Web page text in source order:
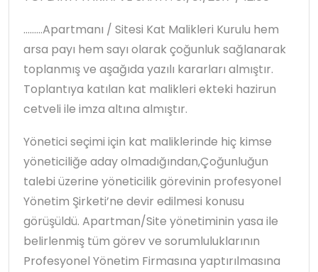
………Apartmanı / Sitesi Kat Malikleri Kurulu hem
arsa payı hem sayı olarak çoğunluk sağlanarak
toplanmış ve aşağıda yazılı kararları almıştır.
Toplantıya katılan kat malikleri ekteki hazirun
cetveli ile imza altına almıştır.
Yönetici seçimi için kat maliklerinde hiç kimse
yöneticiliğe aday olmadığından,Çoğunluğun
talebi üzerine yöneticilik görevinin profesyonel
Yönetim Şirketi’ne devir edilmesi konusu
görüşüldü. Apartman/Site yönetiminin yasa ile
belirlenmiş tüm görev ve sorumluluklarının
Profesyonel Yönetim Firmasına yaptırılmasına